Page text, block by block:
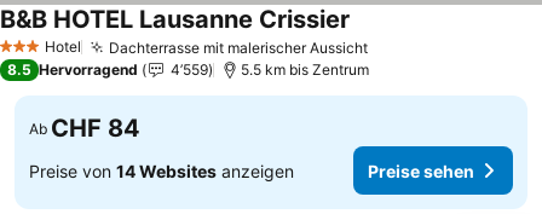
3 SterneHotel Dachterrasse mit malerischer AussichtPreise sehen
B&B HOTEL Lausanne Crissier
8.5 Hervorragend 4’559 5.5 km bis Zentrum
Ab CHF 84
Preise von 14 Websites anzeigen Preise sehen